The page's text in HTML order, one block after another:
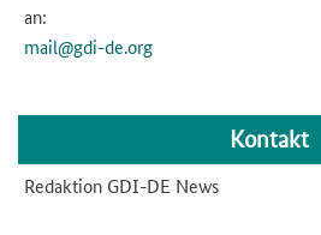
an:
mail@gdi-de.org
Kontakt
Redaktion GDI-DE News